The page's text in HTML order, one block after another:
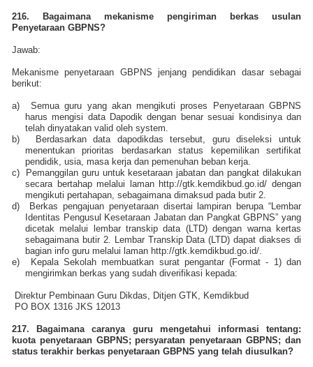
216. Bagaimana mekanisme pengiriman berkas usulan
Penyetaraan GBPNS?
Jawab:
Mekanisme penyetaraan GBPNS jenjang pendidikan dasar sebagai
berikut:
a)
Semua guru yang akan mengikuti proses Penyetaraan GBPNS
harus mengisi data Dapodik dengan benar sesuai kondisinya dan
telah dinyatakan valid oleh system.
b)
Berdasarkan data dapodikdas tersebut, guru diseleksi untuk
menentukan prioritas berdasarkan status kepemilikan sertifikat
pendidik, usia, masa kerja dan pemenuhan beban kerja.
c)
Pemanggilan guru untuk kesetaraan jabatan dan pangkat dilakukan
secara bertahap melalui laman http://gtk.kemdikbud.go.id/ dengan
mengikuti pertahapan, sebagaimana dimaksud pada butir 2.
d)
Berkas pengajuan penyetaraan disertai lampiran berupa “Lembar
Identitas Pengusul Kesetaraan Jabatan dan Pangkat GBPNS” yang
dicetak melalui lembar transkip data (LTD) dengan warna kertas
sebagaimana butir 2. Lembar Transkip Data (LTD) dapat diakses di
bagian info guru melalui laman http://gtk.kemdikbud.go.id/.
e)
Kepala Sekolah membuatkan surat pengantar (Format - 1) dan
mengirimkan berkas yang sudah diverifikasi kepada:
Direktur Pembinaan Guru Dikdas, Ditjen GTK, Kemdikbud
PO BOX 1316 JKS 12013
217. Bagaimana caranya guru mengetahui informasi tentang:
kuota penyetaraan GBPNS; persyaratan penyetaraan GBPNS; dan
status terakhir berkas penyetaraan GBPNS yang telah diusulkan?